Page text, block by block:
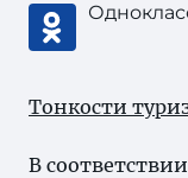
Тонкости
В